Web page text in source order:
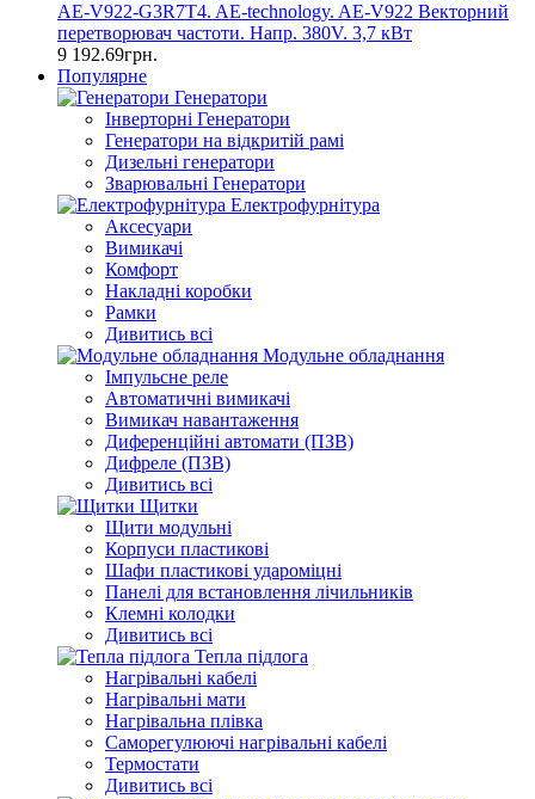
AE-V922-G3R7T4. AE-technology. AE-V922 Векторний
перетворювач частоти. Напр. 380V. 3,7 кВт
9 192.69грн.
Популярне
Генератори
Інверторні Генератори
Генератори на відкритій рамі
Дизельні генератори
Зварювальні Генератори
Електрофурнітура
Аксесуари
Вимикачі
Комфорт
Накладні коробки
Рамки
Дивитись всі
Модульне обладнання
Імпульсне реле
Автоматичні вимикачі
Вимикач навантаження
Диференційні автомати (ПЗВ)
Дифреле (ПЗВ)
Дивитись всі
Щитки
Щити модульні
Корпуси пластикові
Шафи пластикові удароміцні
Панелі для встановлення лічильників
Клемні колодки
Дивитись всі
Тепла підлога
Нагрівальні кабелі
Нагрівальні мати
Нагрівальна плівка
Саморегулюючі нагрівальні кабелі
Термостати
Дивитись всі